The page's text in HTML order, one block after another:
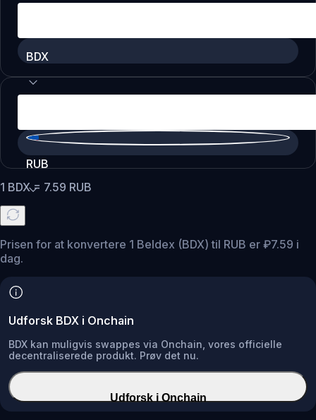
BDX
RUB
1 BDX= 7.59 RUB
Prisen for at konvertere 1 Beldex (BDX) til RUB er ₽7.59 i
dag.
Udforsk BDX i Onchain
BDX kan muligvis swappes via Onchain, vores officielle
decentraliserede produkt. Prøv det nu.
Udforsk i Onchain